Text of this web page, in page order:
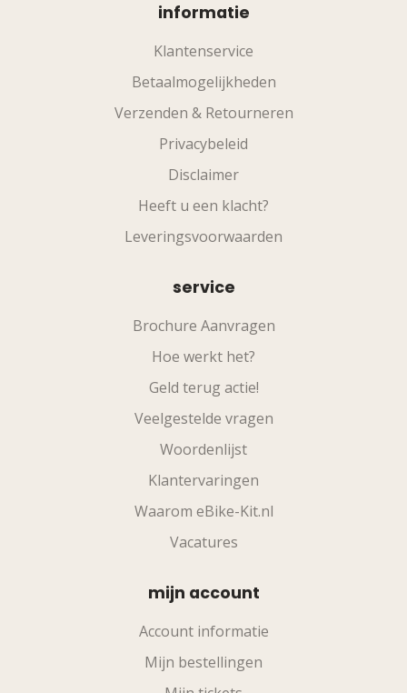
informatie
Klantenservice
Betaalmogelijkheden
Verzenden & Retourneren
Privacybeleid
Disclaimer
Heeft u een klacht?
Leveringsvoorwaarden
service
Brochure Aanvragen
Hoe werkt het?
Geld terug actie!
Veelgestelde vragen
Woordenlijst
Klantervaringen
Waarom eBike-Kit.nl
Vacatures
mijn account
Account informatie
Mijn bestellingen